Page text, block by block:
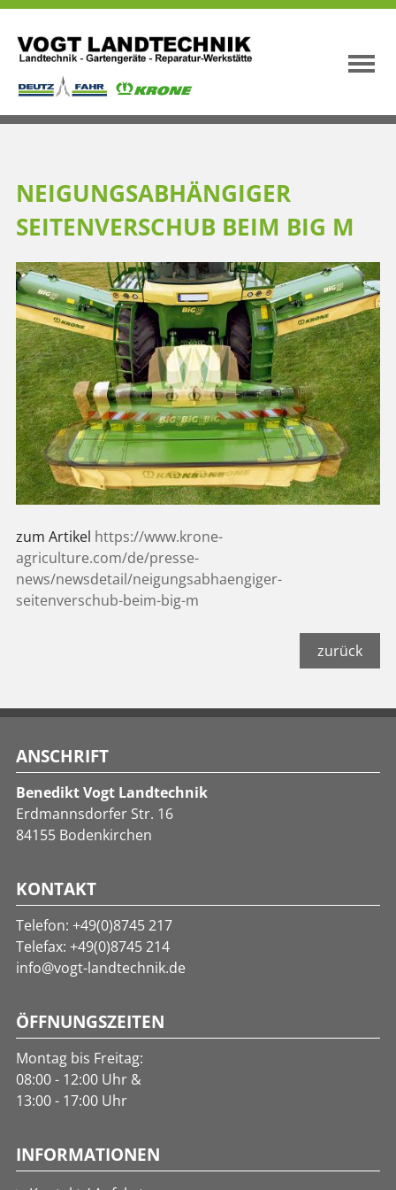
NEIGUNGSABHÄNGIGER
SEITENVERSCHUB BEIM BIG M
zum Artikel https://www.krone-
agriculture.com/de/presse-
news/newsdetail/neigungsabhaengiger-
seitenverschub-beim-big-m
zurück
ANSCHRIFT
Benedikt Vogt Landtechnik
Erdmannsdorfer Str. 16
84155 Bodenkirchen
KONTAKT
Telefon: +49(0)8745 217
Telefax: +49(0)8745 214
info@vogt-landtechnik.de
ÖFFNUNGSZEITEN
Montag bis Freitag:
08:00 - 12:00 Uhr &
13:00 - 17:00 Uhr
INFORMATIONEN